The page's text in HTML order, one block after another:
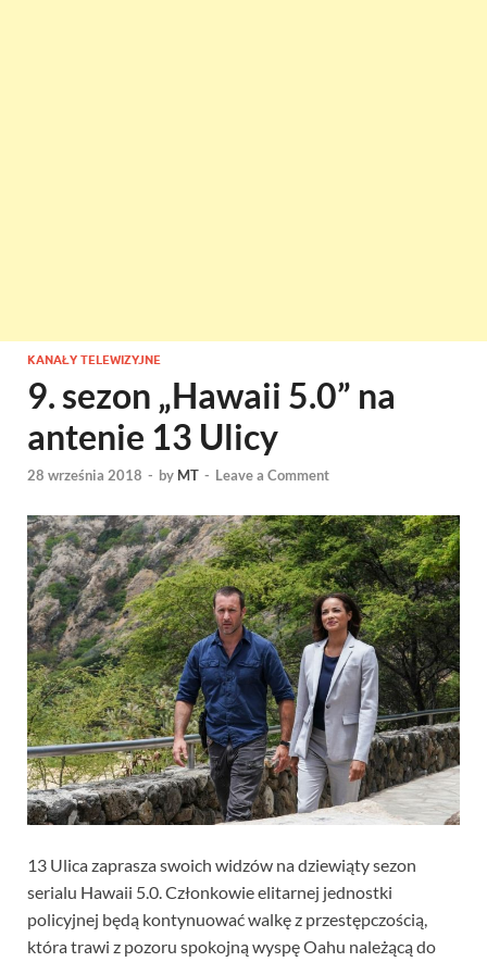
KANAŁY TELEWIZYJNE
9. sezon „Hawaii 5.0” na
antenie 13 Ulicy
28 września 2018 - by MT - Leave a Comment
13 Ulica zaprasza swoich widzów na dziewiąty sezon
serialu Hawaii 5.0. Członkowie elitarnej jednostki
policyjnej będą kontynuować walkę z przestępczością,
która trawi z pozoru spokojną wyspę Oahu należącą do